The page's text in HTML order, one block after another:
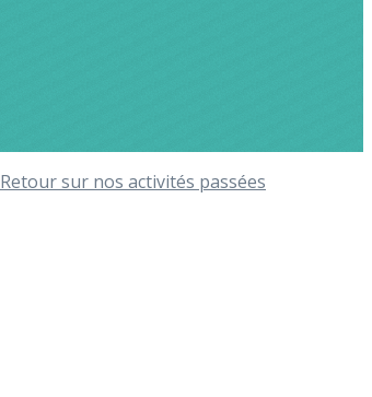
Retour sur nos activités passées